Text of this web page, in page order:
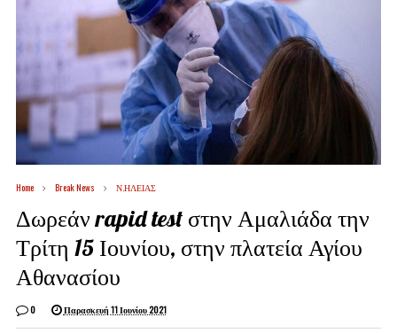
Home Break News Ν.ΗΛΕΙΑΣ
Δωρεάν rapid test στην Αμαλιάδα την
Τρίτη 15 Ιουνίου, στην πλατεία Αγίου
Αθανασίου
0 Παρασκευή 11 Ιουνίου 2021